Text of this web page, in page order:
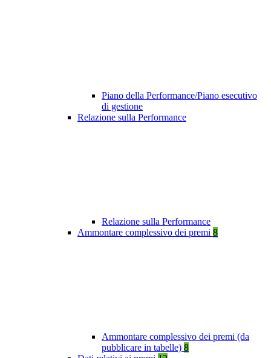
Piano della Performance/Piano esecutivo
di gestione
Relazione sulla Performance
Relazione sulla Performance
Ammontare complessivo dei premi 8
Ammontare complessivo dei premi (da
pubblicare in tabelle) 8